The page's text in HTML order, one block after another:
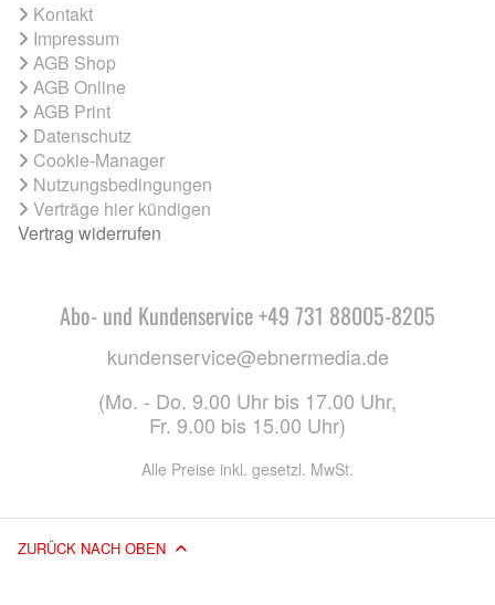
Kontakt
Impressum
AGB Shop
AGB Online
AGB Print
Datenschutz
Cookie-Manager
Nutzungsbedingungen
Verträge hier kündigen
Vertrag widerrufen
Abo- und Kundenservice +49 731 88005-8205
kundenservice@ebnermedia.de
(Mo. - Do. 9.00 Uhr bis 17.00 Uhr,
Fr. 9.00 bis 15.00 Uhr)
Alle Preise inkl. gesetzl. MwSt.
ZURÜCK NACH OBEN